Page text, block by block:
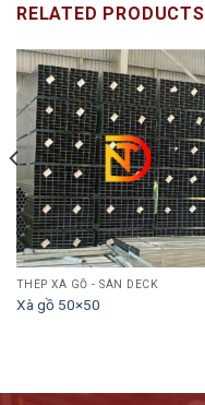
RELATED PRODUCTS
THÉP XÀ GỒ - SÀN DECK
Xà gồ 50×50